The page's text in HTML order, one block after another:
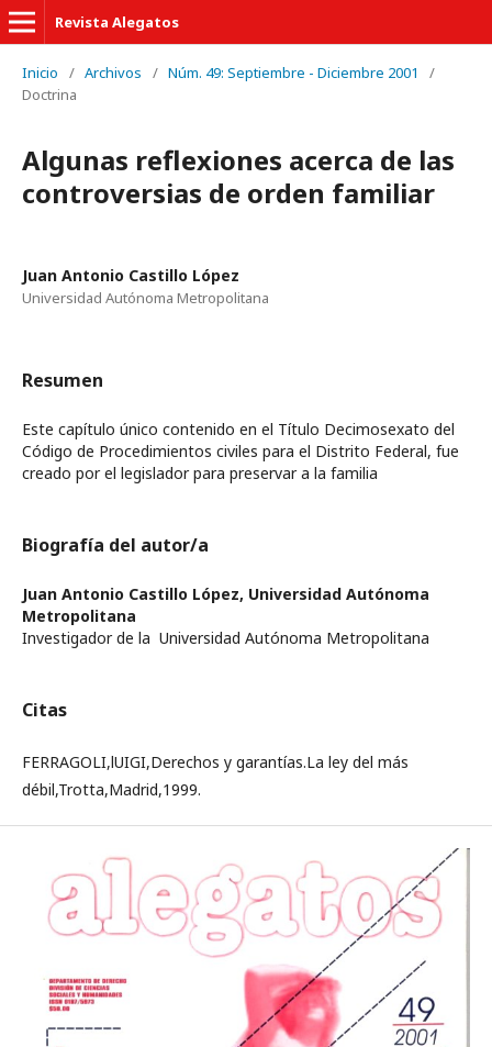
Revista Alegatos
Inicio / Archivos / Núm. 49: Septiembre - Diciembre 2001
/
Doctrina
Algunas reflexiones acerca de las
controversias de orden familiar
Juan Antonio Castillo López
Universidad Autónoma Metropolitana
Resumen
Este capítulo único contenido en el Título Decimosexato del
Código de Procedimientos civiles para el Distrito Federal, fue
creado por el legislador para preservar a la familia
Biografía del autor/a
Juan Antonio Castillo López, Universidad Autónoma
Metropolitana
Investigador de la Universidad Autónoma Metropolitana
Citas
FERRAGOLI,lUIGI,Derechos y garantías.La ley del más
débil,Trotta,Madrid,1999.